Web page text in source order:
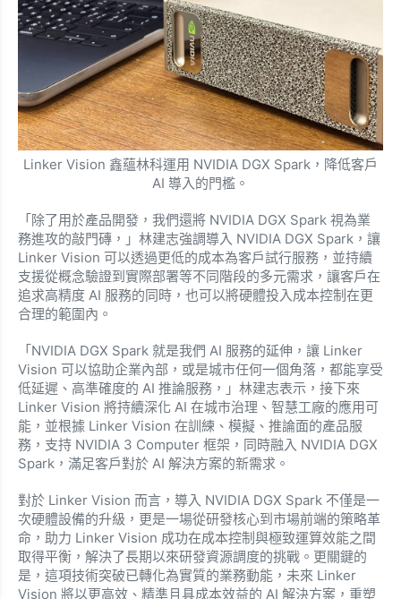
Linker Vision 鑫蘊林科運用 NVIDIA DGX Spark，降低客戶
AI 導入的門檻。
「除了用於產品開發，我們還將 NVIDIA DGX Spark 視為業
務進攻的敲門磚，」林建志強調導入 NVIDIA DGX Spark，讓
Linker Vision 可以透過更低的成本為客戶試行服務，並持續
支援從概念驗證到實際部署等不同階段的多元需求，讓客戶在
追求高精度 AI 服務的同時，也可以將硬體投入成本控制在更
合理的範圍內。
「NVIDIA DGX Spark 就是我們 AI 服務的延伸，讓 Linker
Vision 可以協助企業內部，或是城市任何一個角落，都能享受
低延遲、高準確度的 AI 推論服務，」林建志表示，接下來
Linker Vision 將持續深化 AI 在城市治理、智慧工廠的應用可
能，並根據 Linker Vision 在訓練、模擬、推論面的產品服
務，支持 NVIDIA 3 Computer 框架，同時融入 NVIDIA DGX
Spark，滿足客戶對於 AI 解決方案的新需求。
對於 Linker Vision 而言，導入 NVIDIA DGX Spark 不僅是一
次硬體設備的升級，更是一場從研發核心到市場前端的策略革
命，助力 Linker Vision 成功在成本控制與極致運算效能之間
取得平衡，解決了長期以來研發資源調度的挑戰。更關鍵的
是，這項技術突破已轉化為實質的業務動能，未來 Linker
Vision 將以更高效、精準且具成本效益的 AI 解決方案，重塑